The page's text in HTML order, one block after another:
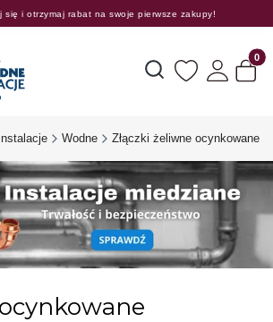
się i otrzymaj rabat na swoje pierwsze zakupy!
Otwórz wyszukiwarkę
Instalacje Wodne Złączki żeliwne ocynkowane